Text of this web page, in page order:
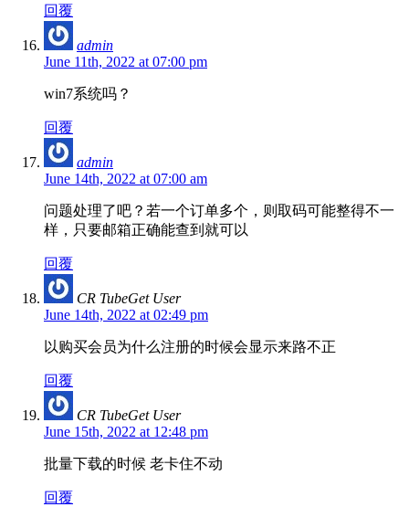
回覆
admin
June 11th, 2022 at 07:00 pm
win7系统吗？
回覆
admin
June 14th, 2022 at 07:00 am
问题处理了吧？若一个订单多个，则取码可能整得不一
样，只要邮箱正确能查到就可以
回覆
CR TubeGet User
June 14th, 2022 at 02:49 pm
以购买会员为什么注册的时候会显示来路不正
回覆
CR TubeGet User
June 15th, 2022 at 12:48 pm
批量下载的时候 老卡住不动
回覆